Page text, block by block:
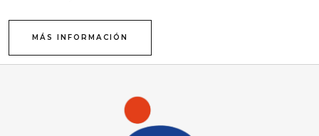
MÁS INFORMACIÓN